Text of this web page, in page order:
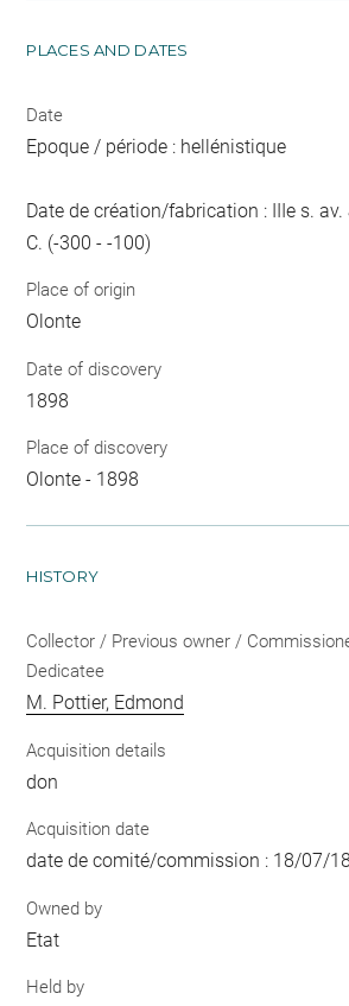
PLACES AND DATES
Date
Epoque / période : hellénistique
Date de création/fabrication : IIIe s. av.
C. (-300 - -100)
Place of origin
Olonte
Date of discovery
1898
Place of discovery
Olonte - 1898
HISTORY
Collector / Previous owner /
Dedicatee
M. Pottier, Edmond
Acquisition details
don
Acquisition date
date de comité/commission : 18/07/
Owned by
Etat
Held by